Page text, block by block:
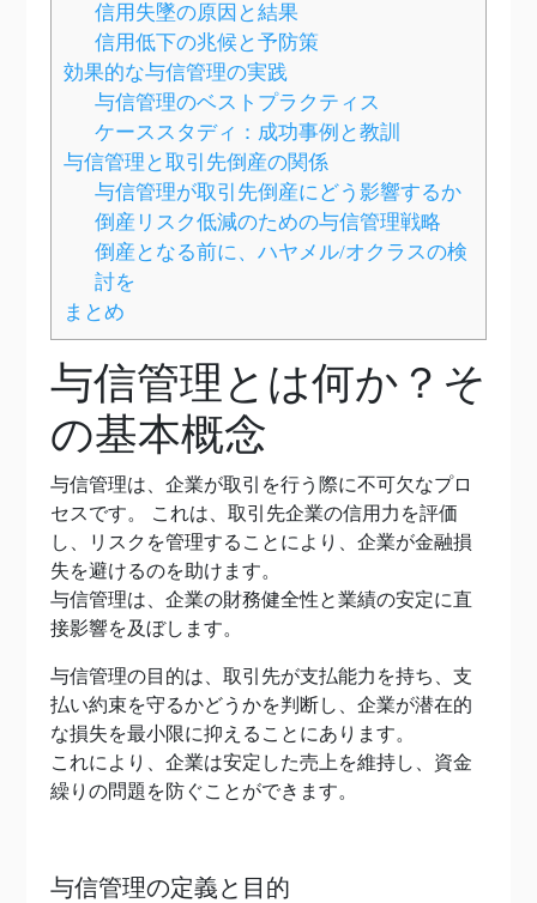
信用失墜の原因と結果
信用低下の兆候と予防策
効果的な与信管理の実践
与信管理のベストプラクティス
ケーススタディ：成功事例と教訓
与信管理と取引先倒産の関係
与信管理が取引先倒産にどう影響するか
倒産リスク低減のための与信管理戦略
倒産となる前に、ハヤメル/オクラスの検
討を
まとめ
与信管理とは何か？そ
の基本概念
与信管理は、企業が取引を行う際に不可欠なプロ
セスです。 これは、取引先企業の信用力を評価
し、リスクを管理することにより、企業が金融損
失を避けるのを助けます。
与信管理は、企業の財務健全性と業績の安定に直
接影響を及ぼします。
与信管理の目的は、取引先が支払能力を持ち、支
払い約束を守るかどうかを判断し、企業が潜在的
な損失を最小限に抑えることにあります。
これにより、企業は安定した売上を維持し、資金
繰りの問題を防ぐことができます。
与信管理の定義と目的